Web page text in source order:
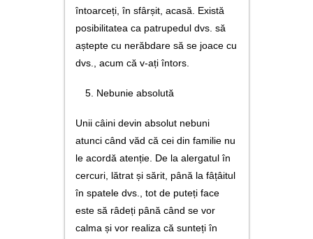
întoarceți, în sfârșit, acasă. Există
posibilitatea ca patrupedul dvs. să
aștepte cu nerăbdare să se joace cu
dvs., acum că v-ați întors.
Nebunie absolută
Unii câini devin absolut nebuni
atunci când văd că cei din familie nu
le acordă atenție. De la alergatul în
cercuri, lătrat și sărit, până la fâțâitul
în spatele dvs., tot de puteți face
este să râdeți până când se vor
calma și vor realiza că sunteți în